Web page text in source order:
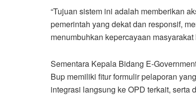
“Tujuan sistem ini adalah memberikan
pemerintah yang dekat dan responsif,
menumbuhkan kepercayaan
Sementara Kepala Bidang E-
Bup memiliki fitur formulir pelaporan
integrasi langsung ke OPD terkait, serta